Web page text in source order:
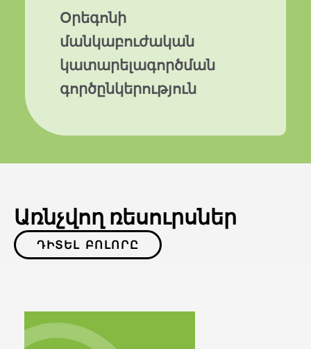
Օրեգոնի
մանկաբուժական
կատարելագործման
գործընկերություն
Առնչվող ռեսուրսներ
ԴԻՏԵԼ ԲՈԼՈՐԸ